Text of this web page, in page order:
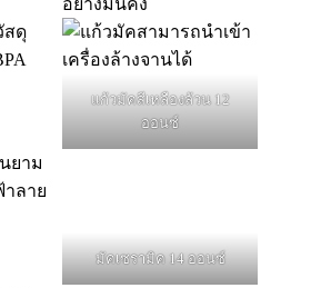
แก้วมัคสีเหลืองล้วน 12
ออนซ์
มัคเซรามิค 14 ออนซ์